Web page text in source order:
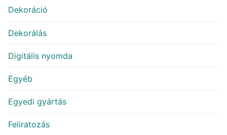
Dekoráció
Dekorálás
Digitális nyomda
Egyéb
Egyedi gyártás
Feliratozás